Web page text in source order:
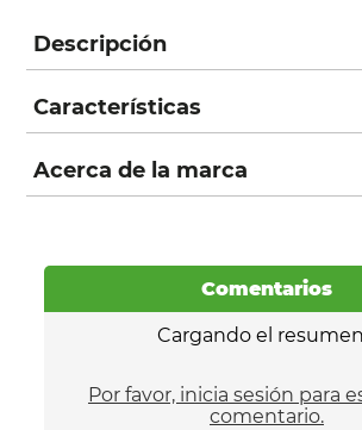
Descripción
Características
Acerca de la marca
Comentarios
Cargando el
Por favor, inicia sesión para
comentario.